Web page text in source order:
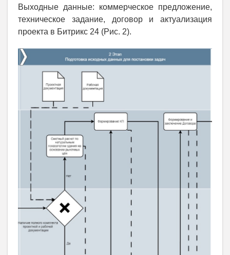
Выходные данные: коммерческое предложение,
техническое задание, договор и актуализация
проекта в Битрикс 24 (Рис. 2).